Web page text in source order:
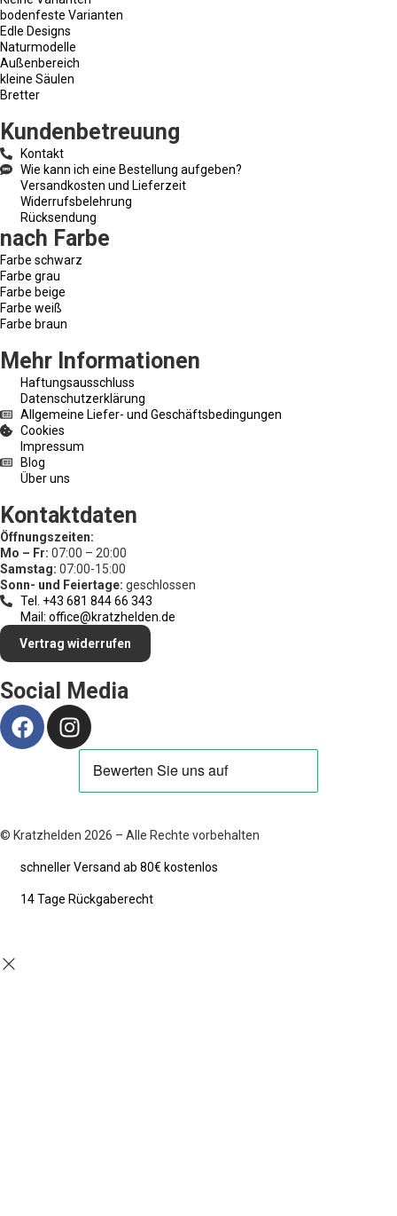
bodenfeste Varianten
Edle Designs
Naturmodelle
Außenbereich
kleine Säulen
Bretter
Kundenbetreuung
Kontakt
Wie kann ich eine Bestellung aufgeben?
Versandkosten und Lieferzeit
Widerrufsbelehrung
Rücksendung
nach Farbe
Farbe schwarz
Farbe grau
Farbe beige
Farbe weiß
Farbe braun
Mehr Informationen
Haftungsausschluss
Datenschutzerklärung
Allgemeine Liefer- und Geschäftsbedingungen
Cookies
Impressum
Blog
Über uns
Kontaktdaten
Öffnungszeiten:
Mo – Fr: 07:00 – 20:00
Samstag: 07:00-15:00
Sonn- und Feiertage: geschlossen
Tel. +43 681 844 66 343
Mail: office@kratzhelden.de
Vertrag widerrufen
Social Media
© Kratzhelden 2026 – Alle Rechte vorbehalten
schneller Versand ab 80€ kostenlos
14 Tage Rückgaberecht